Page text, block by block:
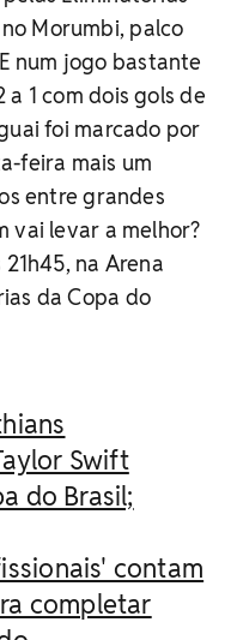
Morumbi, palco
num jogo bastante
1 com dois gols de
foi marcado por
feira mais um
entre grandes
vai levar a melhor?
na Arena
da Copa do
Swift
do Brasil;
contam
completar